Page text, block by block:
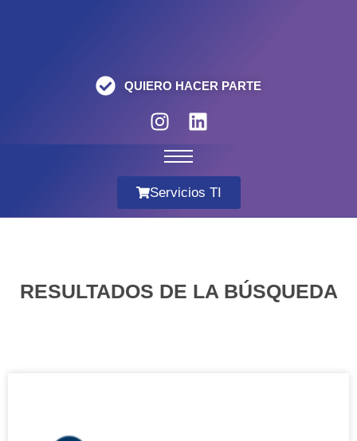
QUIERO HACER PARTE
Servicios TI
RESULTADOS DE LA BÚSQUEDA